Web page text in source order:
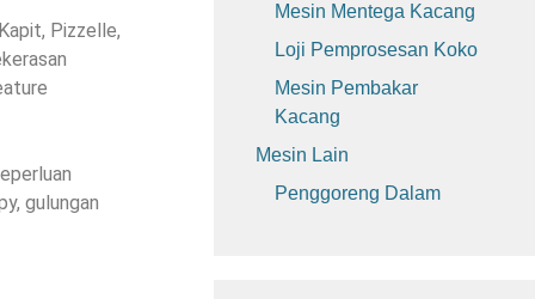
Pizzelle,
, gulungan
Mesin Mentega Kacang
Loji Pemprosesan Koko
Mesin Pembakar
Kacang
Mesin Lain
Penggoreng Dalam